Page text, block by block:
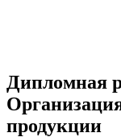
Дипломная
продукции